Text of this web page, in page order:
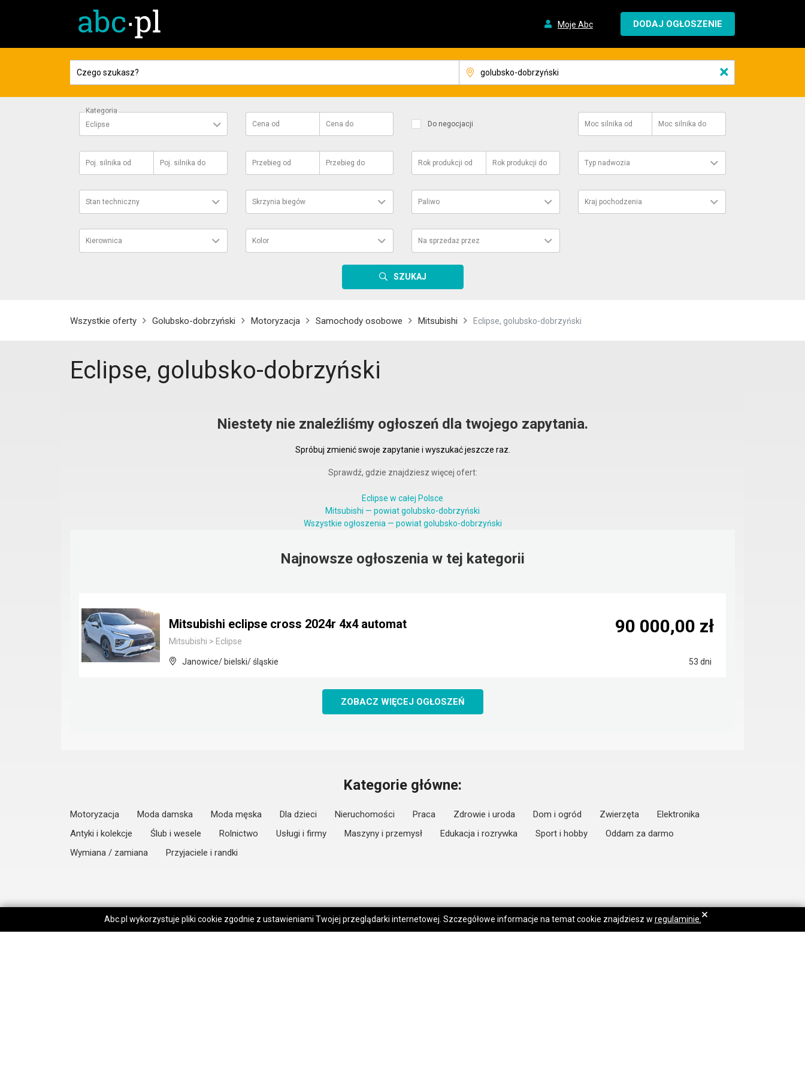
Moje Abc DODAJ OGŁOSZENIE
×
Kategoria
Eclipse
Cena od Cena do Do negocjacji Moc silnika od Moc silnika do
Poj. silnika od Poj. silnika do Przebieg od Przebieg do Rok produkcji od Rok produkcji do Typ nadwozia
Stan techniczny Skrzynia biegów Paliwo Kraj pochodzenia
Kierownica Kolor Na sprzedaż przez
SZUKAJ
Wszystkie oferty Golubsko-dobrzyński Motoryzacja Samochody osobowe Mitsubishi Eclipse, golubsko-dobrzyński
Eclipse, golubsko-dobrzyński
Niestety nie znaleźliśmy ogłoszeń dla twojego zapytania.
Spróbuj zmienić swoje zapytanie i wyszukać jeszcze raz.
Sprawdź, gdzie znajdziesz więcej ofert:
Eclipse w całej Polsce
Mitsubishi — powiat golubsko-dobrzyński
Wszystkie ogłoszenia — powiat golubsko-dobrzyński
Najnowsze ogłoszenia w tej kategorii
Mitsubishi eclipse cross 2024r 4x4 automat
Mitsubishi > Eclipse
Janowice/ bielski/ śląskie 53 dni
90 000,00 zł
ZOBACZ WIĘCEJ OGŁOSZEŃ
Kategorie główne:
Motoryzacja Moda damska Moda męska Dla dzieci Nieruchomości Praca Zdrowie i uroda Dom i ogród Zwierzęta
Elektronika
Antyki i kolekcje
Ślub i wesele Rolnictwo Usługi i firmy Maszyny i przemysł Edukacja i rozrywka Sport i hobby
Oddam za darmo
Wymiana / zamiana
Przyjaciele i randki
Abc.pl wykorzystuje pliki cookie zgodnie z ustawieniami Twojej przeglądarki internetowej. Szczegółowe informacje na temat cookie znajdziesz w regulaminie. ×